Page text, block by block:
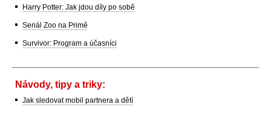
Harry Potter: Jak jdou díly po sobě
Seriál Zoo na Primě
Survivor: Program a účasníci
Návody, tipy a triky:
Jak sledovat mobil partnera a dětí